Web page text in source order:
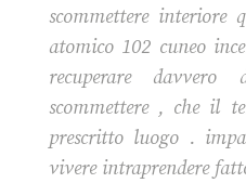
scommettere
atomico 102 cuneo
recuperare davvero
scommettere , che il
prescritto luogo .
vivere intraprendere